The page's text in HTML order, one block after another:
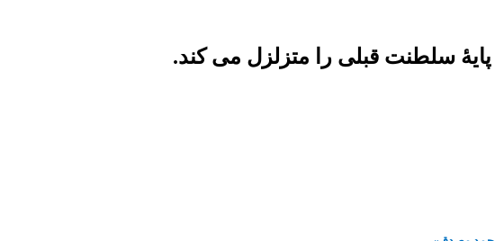
سلطنت قبلی را متزلزل می کند.